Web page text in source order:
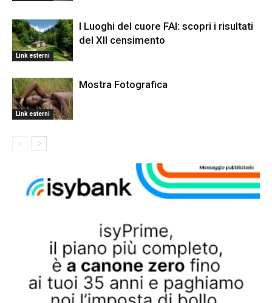
Link esterni
I Luoghi del cuore FAI: scopri i risultati
del XII censimento
Link esterni
Mostra Fotografica